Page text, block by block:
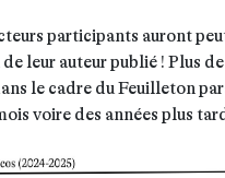
participants auront
leur auteur publié ! Plus
le cadre du Feuilleton
voire des années plus